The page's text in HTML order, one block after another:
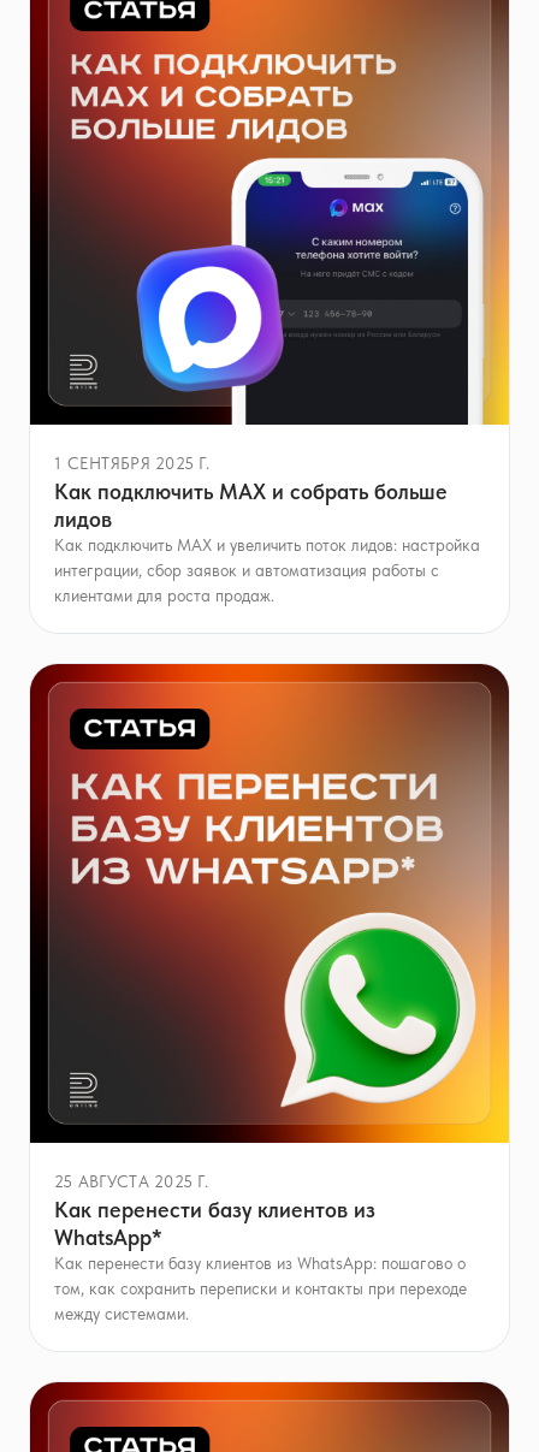
1 СЕНТЯБРЯ 2025 Г.
Как подключить MAX и собрать больше
лидов
Как подключить MAX и увеличить поток лидов: настройка
интеграции, сбор заявок и автоматизация работы с
клиентами для роста продаж.
25 АВГУСТА 2025 Г.
Как перенести базу клиентов из
WhatsApp*
Как перенести базу клиентов из WhatsApp: пошагово о
том, как сохранить переписки и контакты при переходе
между системами.